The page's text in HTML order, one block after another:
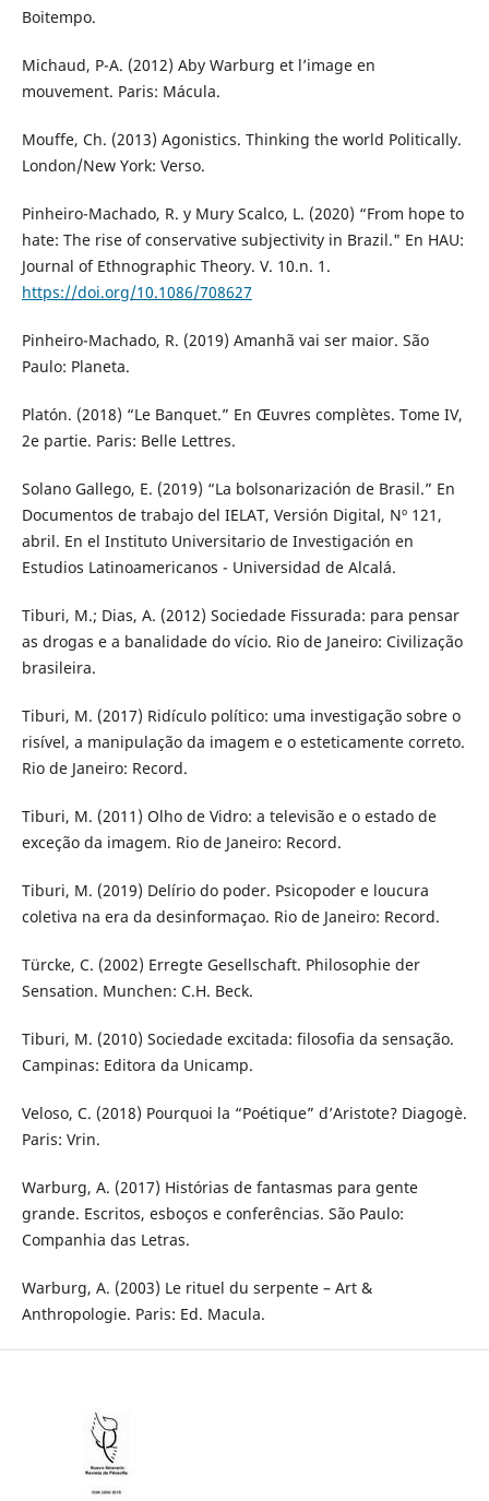
Boitempo.
Michaud, P-A. (2012) Aby Warburg et l’image en
mouvement. Paris: Mácula.
Mouffe, Ch. (2013) Agonistics. Thinking the world Politically.
London/New York: Verso.
Pinheiro-Machado, R. y Mury Scalco, L. (2020) “From hope to
hate: The rise of conservative subjectivity in Brazil." En HAU:
Journal of Ethnographic Theory. V. 10.n. 1.
https://doi.org/10.1086/708627
Pinheiro-Machado, R. (2019) Amanhã vai ser maior. São
Paulo: Planeta.
Platón. (2018) “Le Banquet.” En Œuvres complètes. Tome IV,
2e partie. Paris: Belle Lettres.
Solano Gallego, E. (2019) “La bolsonarización de Brasil.” En
Documentos de trabajo del IELAT, Versión Digital, Nº 121,
abril. En el Instituto Universitario de Investigación en
Estudios Latinoamericanos - Universidad de Alcalá.
Tiburi, M.; Dias, A. (2012) Sociedade Fissurada: para pensar
as drogas e a banalidade do vício. Rio de Janeiro: Civilização
brasileira.
Tiburi, M. (2017) Ridículo político: uma investigação sobre o
risível, a manipulação da imagem e o esteticamente correto.
Rio de Janeiro: Record.
Tiburi, M. (2011) Olho de Vidro: a televisão e o estado de
exceção da imagem. Rio de Janeiro: Record.
Tiburi, M. (2019) Delírio do poder. Psicopoder e loucura
coletiva na era da desinformaçao. Rio de Janeiro: Record.
Türcke, C. (2002) Erregte Gesellschaft. Philosophie der
Sensation. Munchen: C.H. Beck.
Tiburi, M. (2010) Sociedade excitada: filosofia da sensação.
Campinas: Editora da Unicamp.
Veloso, C. (2018) Pourquoi la “Poétique” d’Aristote? Diagogè.
Paris: Vrin.
Warburg, A. (2017) Histórias de fantasmas para gente
grande. Escritos, esboços e conferências. São Paulo:
Companhia das Letras.
Warburg, A. (2003) Le rituel du serpente – Art &
Anthropologie. Paris: Ed. Macula.